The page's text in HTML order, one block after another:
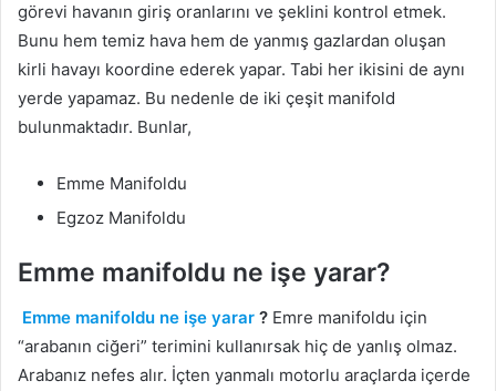
görevi havanın giriş oranlarını ve şeklini kontrol etmek.
Bunu hem temiz hava hem de yanmış gazlardan oluşan
kirli havayı koordine ederek yapar. Tabi her ikisini de aynı
yerde yapamaz. Bu nedenle de iki çeşit manifold
bulunmaktadır. Bunlar,
Emme Manifoldu
Egzoz Manifoldu
Emme manifoldu ne işe yarar?
Emme manifoldu ne işe yarar ? Emre manifoldu için
“arabanın ciğeri” terimini kullanırsak hiç de yanlış olmaz.
Arabanız nefes alır. İçten yanmalı motorlu araçlarda içerde